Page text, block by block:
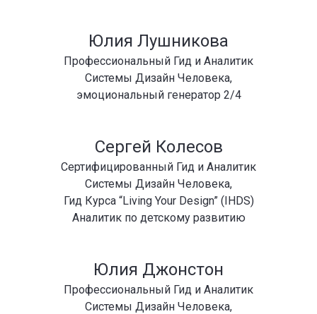
Юлия Лушникова
Профессиональный Гид и Аналитик
Системы Дизайн Человека,
эмоциональный генератор 2/4
Сергей Колесов
Сертифицированный Гид и Аналитик
Системы Дизайн Человека,
Гид Курса “Living Your Design” (IHDS)
Аналитик по детскому развитию
Юлия Джонстон
Профессиональный Гид и Аналитик
Системы Дизайн Человека,